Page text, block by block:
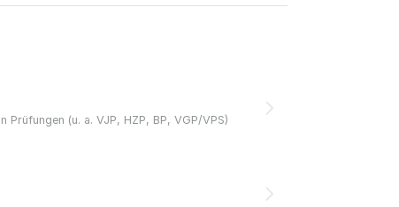
(u. a. VJP, HZP, BP, VGP/VPS)